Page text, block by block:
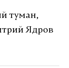
туман,
Ядров